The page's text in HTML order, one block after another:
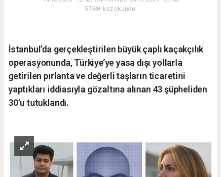
5794+ kez okundu.
İstanbul’da gerçekleştirilen büyük çaplı kaçakçılık
operasyonunda, Türkiye’ye yasa dışı yollarla
getirilen pırlanta ve değerli taşların ticaretini
yaptıkları iddiasıyla gözaltına alınan 43 şüpheliden
30’u tutuklandı.